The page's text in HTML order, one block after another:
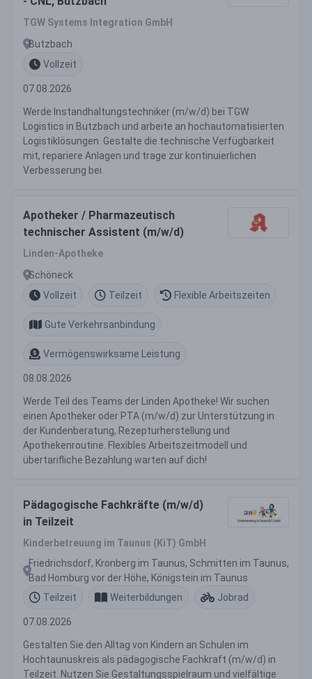
TGW Systems Integration GmbH
Butzbach
Vollzeit
07.08.2026
Werde Instandhaltungstechniker (m/w/d) bei TGW
Logistics in Butzbach und arbeite an hochautomatisierten
Logistiklösungen. Gestalte die technische Verfügbarkeit
mit, repariere Anlagen und trage zur kontinuierlichen
Verbesserung bei.
Apotheker / Pharmazeutisch
technischer Assistent (m/w/d)
Linden-Apotheke
Schöneck
Vollzeit
Teilzeit Flexible Arbeitszeiten
Gute Verkehrsanbindung
Vermögenswirksame Leistung
08.08.2026
Werde Teil des Teams der Linden Apotheke! Wir suchen
einen Apotheker oder PTA (m/w/d) zur Unterstützung in
der Kundenberatung, Rezepturherstellung und
Apothekenroutine. Flexibles Arbeitszeitmodell und
übertarifliche Bezahlung warten auf dich!
Pädagogische Fachkräfte (m/w/d)
in Teilzeit
Kinderbetreuung im Taunus (KiT) GmbH
Friedrichsdorf, Kronberg im Taunus, Schmitten im Taunus,
Bad Homburg vor der Höhe, Königstein im Taunus
Teilzeit
Weiterbildungen Jobrad
07.08.2026
Gestalten Sie den Alltag von Kindern an Schulen im
Hochtaunuskreis als pädagogische Fachkraft (m/w/d) in
Teilzeit. Nutzen Sie Gestaltungsspielraum und vielfältige